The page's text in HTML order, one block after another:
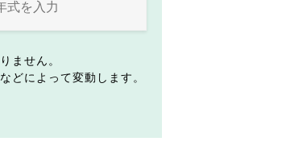
ません。
どによって変動します。